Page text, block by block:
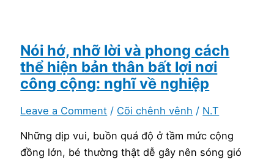
Thứ
Hai,
đầu
Nói hớ, nhỡ lời và phong cách
thể hiện bản thân bất lợi nơi
công cộng: nghĩ về nghiệp
Leave a Comment / Cõi chênh vênh / N.T
Những dịp vui, buồn quá độ ở tầm mức cộng
đồng lớn, bé thường thật dễ gây nên sóng gió